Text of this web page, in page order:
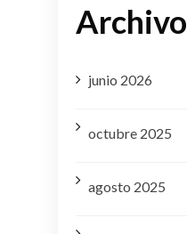
Archivo
junio 2026
octubre 2025
agosto 2025